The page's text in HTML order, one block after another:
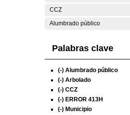
CCZ
Alumbrado público
Palabras clave
(-) Alumbrado público
(-) Arbolado
(-) CCZ
(-) ERROR 413H
(-) Municipio